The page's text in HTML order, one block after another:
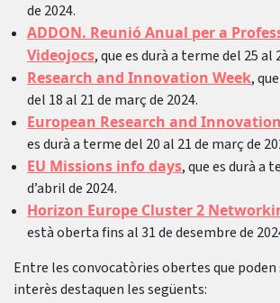
de 2024.
ADDON. Reunió Anual per a
Videojocs, que es durà a terme del 25 al
Research and Innovation Week,
del 18 al 21 de març de 2024.
European Research and
es durà a terme del 20 al 21 de març de
EU Missions info days, que es durà a
d’abril de 2024.
Horizon Europe Cluster 2
està oberta fins al 31 de desembre de
Entre les convocatòries obertes que
interès destaquen les següents: